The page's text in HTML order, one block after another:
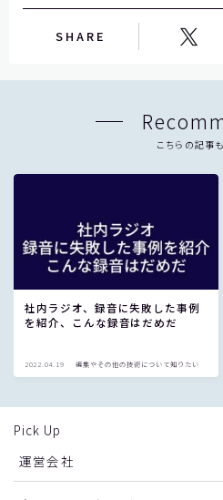
。
SHARE
こちらの記事
社内ラジオ、録音に失敗した事例
を紹介、こんな録音はだめだ
2022.04.19 編集やその他の技術について知りたい
Pick Up
運営会社